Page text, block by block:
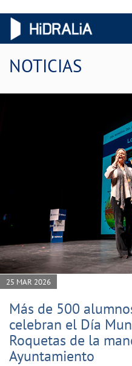
NOTICIAS
25 MAR 2026
Más de 500
celebran el Día
Roquetas de la
Ayuntamiento